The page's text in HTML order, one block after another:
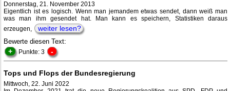
Donnerstag, 21. November 2013
Eigentlich ist es logisch. Wenn man jemandem etwas sendet, dann weiß man
was man ihm gesendet hat. Man kann es speichern, Statistiken daraus
erzeugen,
weiter lesen?
Bewerte diesen Text:
+ Punkte: 3 -
Tops und Flops der Bundesregierung
Mittwoch, 22. Juni 2022